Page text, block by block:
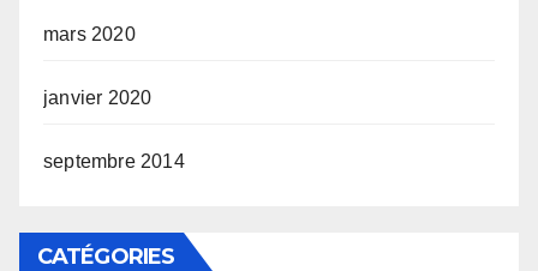
mars 2020
janvier 2020
septembre 2014
CATÉGORIES